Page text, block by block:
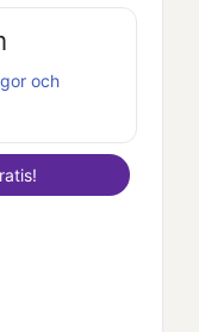
och